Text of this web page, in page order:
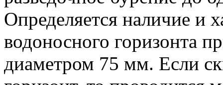
Определяется наличие и
водоносного горизонта
диаметром 75 мм. Если